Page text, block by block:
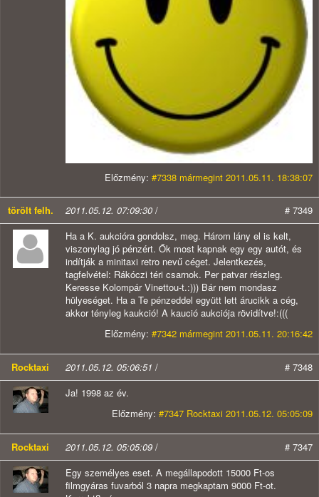
Előzmény: #7338 mármegint 2011.05.11. 18:38:07
törölt felh. 2011.05.12. 07:09:30 /
# 7349
Ha a K. aukcióra gondolsz, meg. Három lány el is kelt,
viszonylag jó pénzért. Ők most kapnak egy egy autót, és
indítják a minitaxi retro nevű céget. Jelentkezés,
tagfelvétel: Rákóczi téri csarnok. Per patvar részleg.
Keresse Kolompár Vinettou-t.:))) Bár nem mondasz
hülyeséget. Ha a Te pénzeddel együtt lett árucikk a cég,
akkor tényleg kaukció! A kaució aukciója rövidítve!:(((
Előzmény: #7342 mármegint 2011.05.11. 20:16:42
Rocktaxi 2011.05.12. 05:06:51 /
# 7348
Ja! 1998 az év.
Előzmény: #7347 Rocktaxi 2011.05.12. 05:05:09
Rocktaxi 2011.05.12. 05:05:09 /
# 7347
Egy személyes eset. A megállapodott 15000 Ft-os
filmgyáras fuvarból 3 napra megkaptam 9000 Ft-ot.